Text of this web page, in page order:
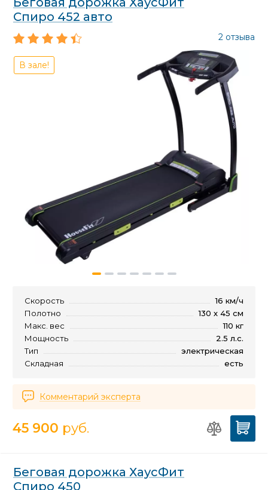
Спиро 452 авто
2 отзыва
В зале!
Скорость
16 км/ч
Полотно
130 х 45 см
Макс. вес
110 кг
Мощность
2.5 л.с.
Тип
электрическая
Складная
есть
Комментарий эксперта
45 900 руб.
Беговая дорожка ХаусФит
Спиро 450